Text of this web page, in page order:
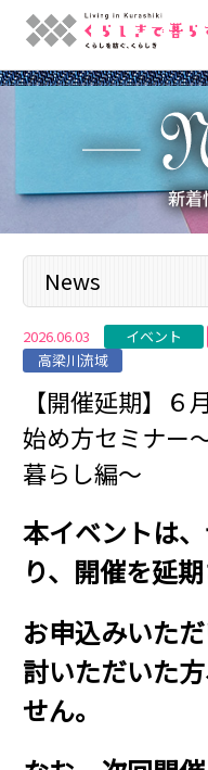
News
2026.06.03 イベント
高梁川流域
【開催延期】６
始め方セミナー
暮らし編～
本イベントは
り、開催を延
お申込みいた
討いただいた
せん。